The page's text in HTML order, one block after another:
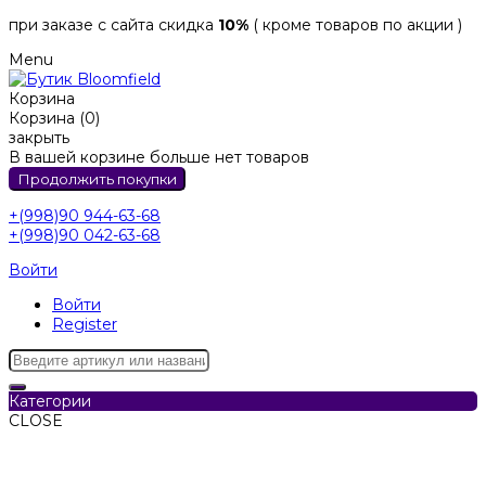
при заказе с сайта скидка 10% ( кроме товаров по акции )
Menu
Корзина
Корзина (0)
закрыть
В вашей корзине больше нет товаров
Продолжить покупки
+(998)90 944-63-68
+(998)90 042-63-68
Войти
Войти
Register
Категории
CLOSE